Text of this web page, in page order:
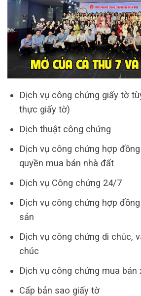
Dịch vụ công chứng giấy tờ
thực giấy tờ)
Dịch thuật công chứng
Dịch vụ công chứng hợp
quyền mua bán nhà đất
Dịch vụ Công chứng 24/7
Dịch vụ công chứng hợp
sản
Dịch vụ công chứng di chúc,
chúc
Dịch vụ công chứng mua bán
Cấp bản sao giấy tờ